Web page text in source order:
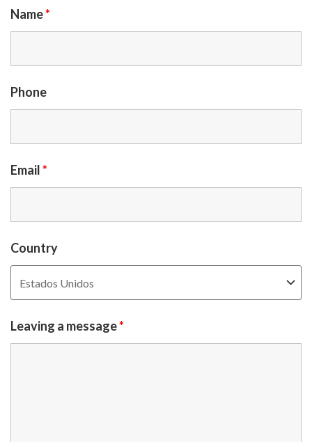
Name*
Phone
Email*
Country
Leaving a message*